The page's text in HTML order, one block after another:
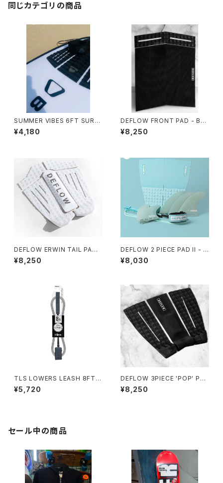
同じカテゴリの商品
SUMMER VIBES 6FT SURF
BOARD LEASH - BLACK
¥4,180
DEFLOW FRONT PAD - BLA
CK/デフロー フロントパット
6ピース 3mm
¥8,250
DEFLOW ERWIN TAIL PAD
WHITE/デフロー デッキパッ
ド スペイン フランス
¥8,250
DEFLOW 2 PIECE PAD II - M
INT デフローデッキパット サー
フィン
¥8,030
TLS LOWERS LEASH 8FT｜
直径6mm
¥5,720
DEFLOW 3PIECE 'POP' PAD
- BLACK/デフローデッキパッ
ド サーフィン
¥8,250
セール中の商品